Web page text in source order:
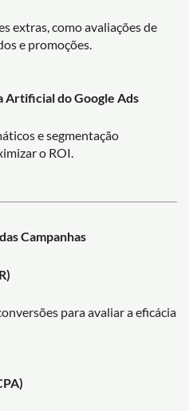
extras, como avaliações de
e promoções.
do Google Ads
e segmentação
o ROI.
Campanhas
para avaliar a eficácia